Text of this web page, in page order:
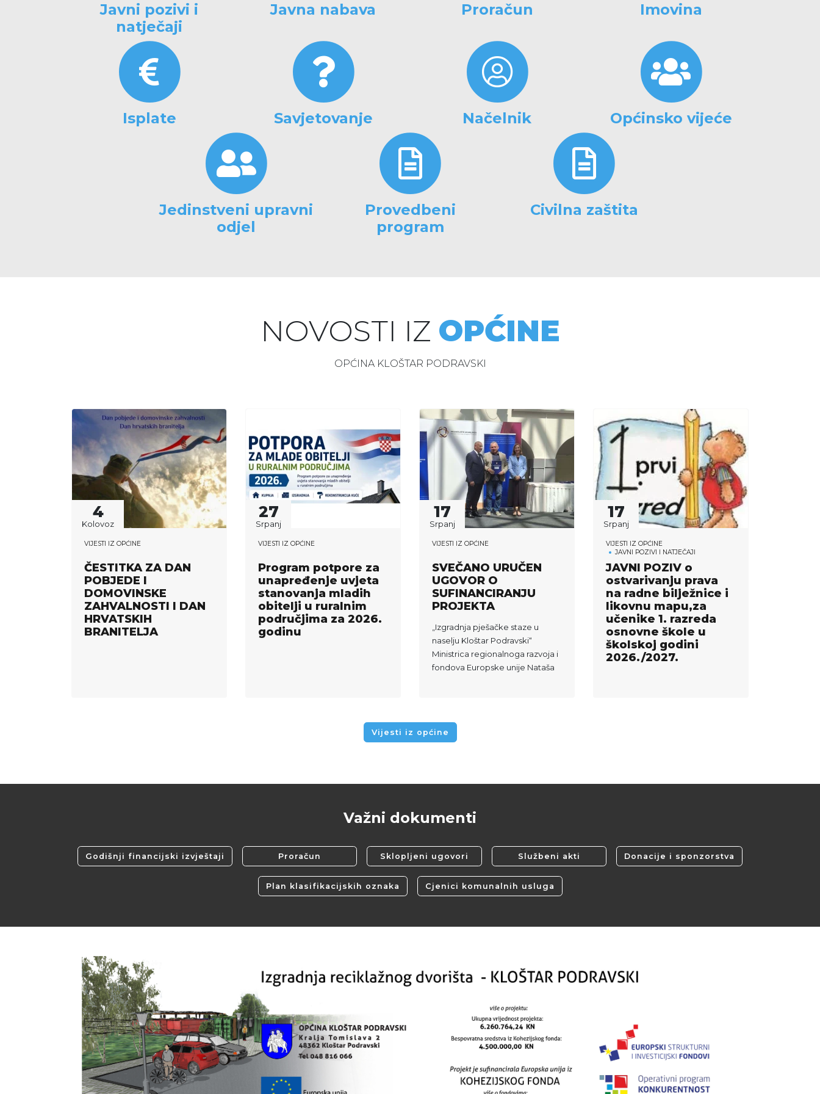
Javni pozivi i
natječaji
Javna nabava Proračun Imovina
Isplate Savjetovanje Načelnik Općinsko vijeće
Jedinstveni upravni
odjel
Provedbeni
program
Civilna zaštita
NOVOSTI IZ OPĆINE
OPĆINA KLOŠTAR PODRAVSKI
4
Kolovoz
VIJESTI IZ OPĆINE
ČESTITKA ZA DAN
POBJEDE I
DOMOVINSKE
ZAHVALNOSTI I DAN
HRVATSKIH
BRANITELJA
27
Srpanj
VIJESTI IZ OPĆINE
Program potpore za
unapređenje uvjeta
stanovanja mladih
obitelji u ruralnim
područjima za 2026.
godinu
17
Srpanj
VIJESTI IZ OPĆINE
SVEČANO URUČEN
UGOVOR O
SUFINANCIRANJU
PROJEKTA
„Izgradnja pješačke staze u
naselju Kloštar Podravski“
Ministrica regionalnoga razvoja i
fondova Europske unije Nataša
17
Srpanj
VIJESTI IZ OPĆINE
JAVNI POZIVI I NATJEČAJI
JAVNI POZIV o
ostvarivanju prava
na radne bilježnice i
likovnu mapu,za
učenike 1. razreda
osnovne škole u
školskoj godini
2026./2027.
Vijesti iz općine
Važni dokumenti
Godišnji financijski izvještaji Proračun Sklopljeni ugovori Službeni akti Donacije i sponzorstva
Plan klasifikacijskih oznaka Cjenici komunalnih usluga